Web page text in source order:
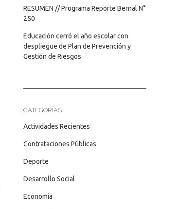
RESUMEN // Programa Reporte Bernal N°
250
Educación cerró el año escolar con
despliegue de Plan de Prevención y
Gestión de Riesgos
CATEGORÍAS
Actividades Recientes
Contrataciones Públicas
Deporte
Desarrollo Social
Economía